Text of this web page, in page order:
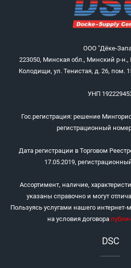
ООО "Дёке-
223050, Минская обл., Минский р-
Колодищи, ул. Тенистая, д. 26, пом.
УНП
Гос.регистрация: решение
регистрационный
Дата регистрации в Торговом
17.05.2019,
Ассортимент, наличие,
указаны справочно и могут
Пользуясь услугами нашего интернет-
на условия договора
DSC